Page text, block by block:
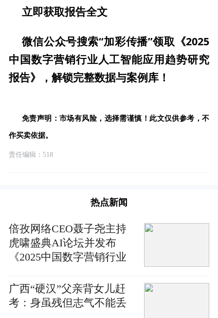
立即获取报告全文
微信公众号搜索“加彩传播”领取《2025
中国数字营销行业人工智能应用趋势研究
报告》，解锁完整数据与案例库！
免责声明：市场有风险，选择需谨慎！此文仅供参考，不
作买卖依据。
责任编辑：518
热点新闻
倍孜网络CEO聂子尧主持
虎啸盛典AI论坛并发布
《2025中国数字营销行业
告》
广西“硬汉”父亲背女儿赶
考：身虽残但志气不能丢